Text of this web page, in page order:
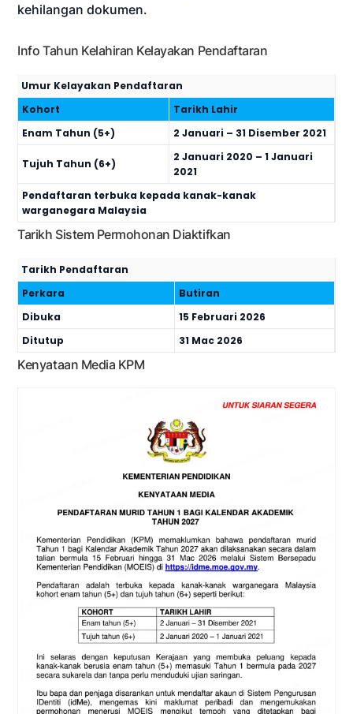
kehilangan dokumen.
Info Tahun Kelahiran Kelayakan Pendaftaran
Umur Kelayakan Pendaftaran
Kohort
Tarikh Lahir
Enam Tahun (5+)
2 Januari – 31 Disember 2021
Tujuh Tahun (6+)
2 Januari 2020 – 1 Januari
2021
Pendaftaran terbuka kepada kanak-kanak
warganegara Malaysia
Tarikh Sistem Permohonan Diaktifkan
Tarikh Pendaftaran
Perkara
Butiran
Dibuka
15 Februari 2026
Ditutup
31 Mac 2026
Kenyataan Media KPM